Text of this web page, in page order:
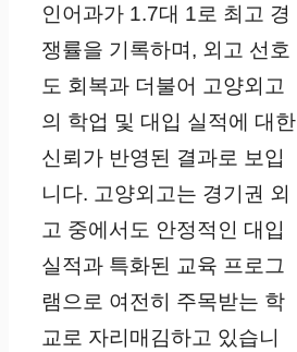
인어과가 1.7대 1로 최고 경
쟁률을 기록하며, 외고 선호
도 회복과 더불어 고양외고
의 학업 및 대입 실적에 대한
신뢰가 반영된 결과로 보입
니다. 고양외고는 경기권 외
고 중에서도 안정적인 대입
실적과 특화된 교육 프로그
램으로 여전히 주목받는 학
교로 자리매김하고 있습니